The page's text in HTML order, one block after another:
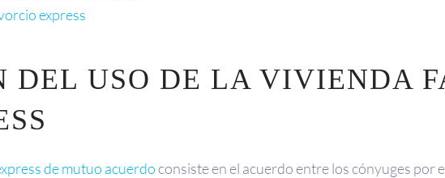
express
DEL USO DE LA VIVIENDA
de mutuo acuerdoconsiste en el acuerdo entre los cónyuges por